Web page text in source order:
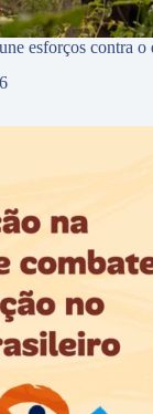
esforços contra o